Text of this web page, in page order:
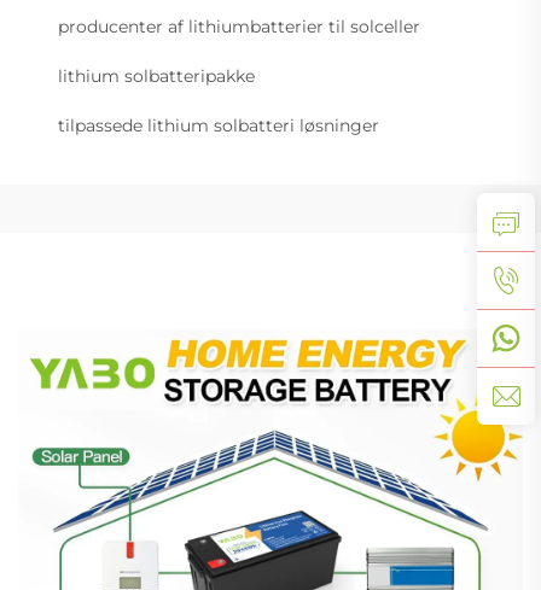
producenter af lithiumbatterier til solceller
lithium solbatteripakke
tilpassede lithium solbatteri løsninger